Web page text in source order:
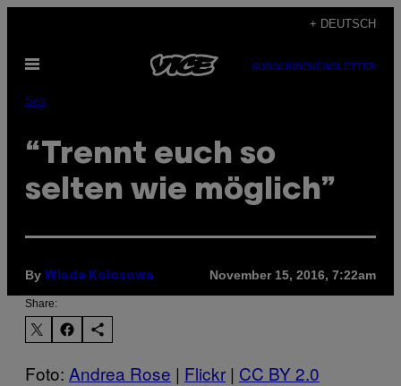
content
+ DEUTSCH
Open
SUBSCRIBENEWSLETTER
Sex
“Trennt euch so
selten wie möglich”
By Wlada Kolosowa November 15, 2016, 7:22am
Share:
Foto: Andrea Rose | Flickr | CC BY 2.0